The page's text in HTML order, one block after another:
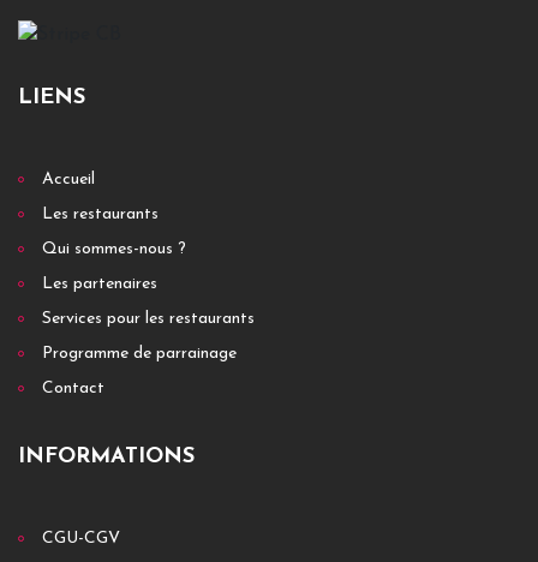
LIENS
Accueil
Les restaurants
Qui sommes-nous ?
Les partenaires
Services pour les restaurants
Programme de parrainage
Contact
INFORMATIONS
CGU-CGV